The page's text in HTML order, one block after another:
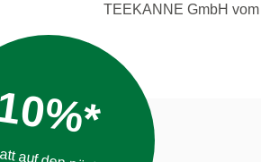
TEEKANNE GmbH